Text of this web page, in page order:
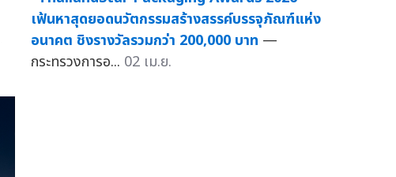
เฟ้นหาสุดยอดนวัตกรรมสร้างสรรค์บรรจุภัณฑ์แห่ง
อนาคต ชิงรางวัลรวมกว่า 200,000 บาท —
กระทรวงการอ... 02 เม.ย.